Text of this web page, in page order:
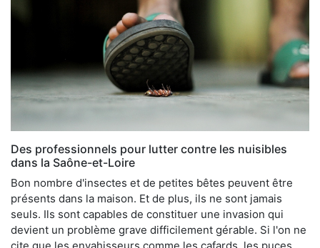
Des professionnels pour lutter contre les nuisibles
dans la Saône-et-Loire
Bon nombre d'insectes et de petites bêtes peuvent être
présents dans la maison. Et de plus, ils ne sont jamais
seuls. Ils sont capables de constituer une invasion qui
devient un problème grave difficilement gérable. Si l'on ne
cite que les envahisseurs comme les cafards, les puces,